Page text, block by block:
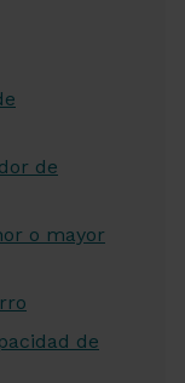
de
o mayor
de